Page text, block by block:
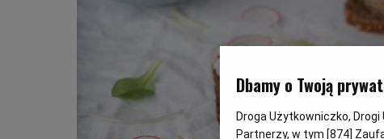
Dbamy o Twoją
Droga Użytkowniczko,
Partnerzy, w tym [874]